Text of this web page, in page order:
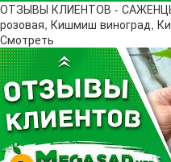
ОТЗЫВЫ КЛИЕНТОВ -
розовая, Кишмиш виноград,
Смотреть